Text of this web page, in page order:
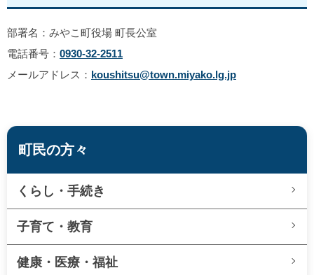
部署名：みやこ町役場 町長公室
電話番号： 0930-32-2511
メールアドレス： koushitsu@town.miyako.lg.jp
町民の方々
くらし・手続き
子育て・教育
健康・医療・福祉